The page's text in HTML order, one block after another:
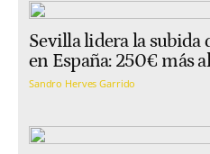
Sevilla lidera la subida
en España: 250€ más
Sandro Herves Garrido